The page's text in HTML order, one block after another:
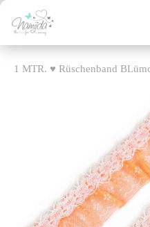
1 MTR. ♥ Rüschenband